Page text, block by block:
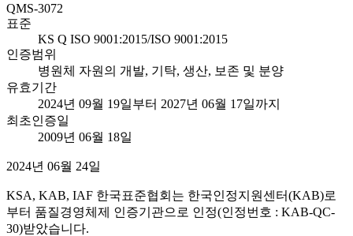
QMS-3072
표준
KS Q ISO 9001:2015/ISO 9001:2015
인증범위
병원체 자원의 개발, 기탁, 생산, 보존 및 분양
유효기간
2024년 09월 19일부터 2027년 06월 17일까지
최초인증일
2009년 06월 18일
2024년 06월 24일
KSA, KAB, IAF 한국표준협회는 한국인정지원센터(KAB)로
부터 품질경영체제 인증기관으로 인정(인정번호 : KAB-QC-
30)받았습니다.